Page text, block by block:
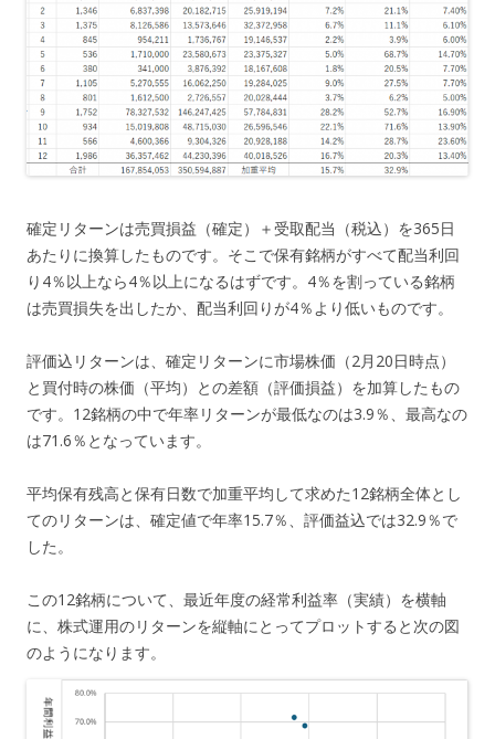
確定リターンは売買損益（確定）＋受取配当（税込）を365日
あたりに換算したものです。そこで保有銘柄がすべて配当利回
り4％以上なら4％以上になるはずです。4％を割っている銘柄
は売買損失を出したか、配当利回りが4％より低いものです。
評価込リターンは、確定リターンに市場株価（2月20日時点）
と買付時の株価（平均）との差額（評価損益）を加算したもの
です。12銘柄の中で年率リターンが最低なのは3.9％、最高なの
は71.6％となっています。
平均保有残高と保有日数で加重平均して求めた12銘柄全体とし
てのリターンは、確定値で年率15.7％、評価益込では32.9％で
した。
この12銘柄について、最近年度の経常利益率（実績）を横軸
に、株式運用のリターンを縦軸にとってプロットすると次の図
のようになります。